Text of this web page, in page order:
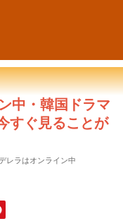
中・韓国ドラマ
すぐ見ることが
レラはオンライン中